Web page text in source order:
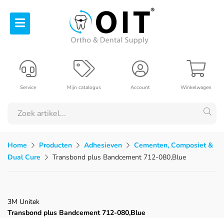
Winkelwagen
Account
Mijn catalogus
Service
Home Producten Adhesieven
Cementen, Composiet &
Dual Cure
Transbond plus Bandcement 712-080,Blue
3M Unitek
Transbond plus Bandcement 712-080,Blue